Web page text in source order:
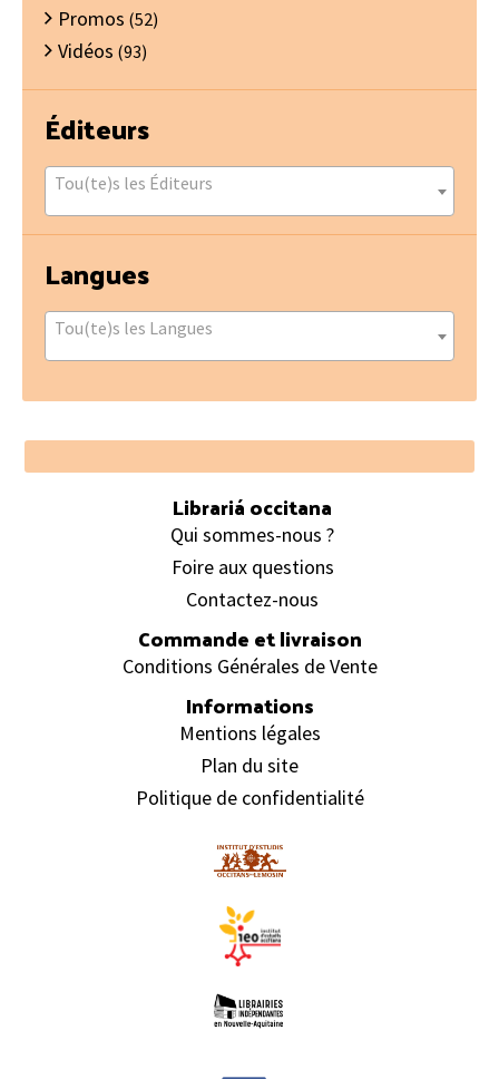
Promos (52)
Vidéos (93)
Éditeurs
Tou(te)s les Éditeurs
Langues
Tou(te)s les Langues
Footer
Librariá occitana
Qui sommes-nous ?
Foire aux questions
Contactez-nous
Commande et livraison
Conditions Générales de Vente
Informations
Mentions légales
Plan du site
Politique de confidentialité